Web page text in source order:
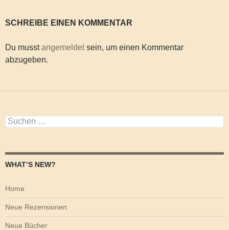
SCHREIBE EINEN KOMMENTAR
Du musstangemeldetsein, um einen Kommentar
abzugeben.
Suchen
nach:
WHAT’S NEW?
Home
Neue Rezensionen
Neue Bücher